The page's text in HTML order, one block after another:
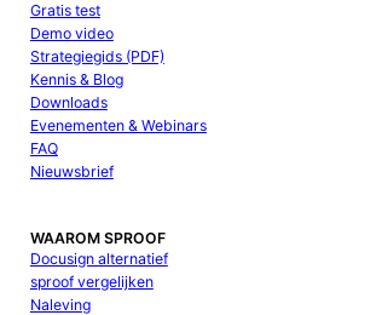
Gratis test
Demo video
Strategiegids (PDF)
Kennis & Blog
Downloads
Evenementen & Webinars
FAQ
Nieuwsbrief
WAAROM SPROOF
Docusign alternatief
sproof vergelijken
Naleving